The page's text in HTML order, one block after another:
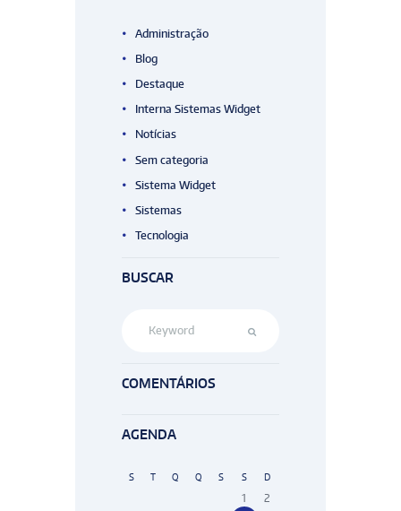
Administração
Blog
Destaque
Interna Sistemas Widget
Notícias
Sem categoria
Sistema Widget
Sistemas
Tecnologia
BUSCAR
COMENTÁRIOS
AGENDA
S T Q Q S S D
1
2